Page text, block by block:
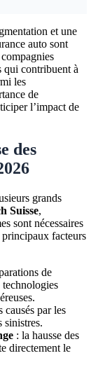
et une
auto sont
qui contribuent à
les
de
l’impact de
des
grands
Suisse,
sont nécessaires
facteurs
de
technologies
causés par les
sinistres.
: la hausse des
directement le